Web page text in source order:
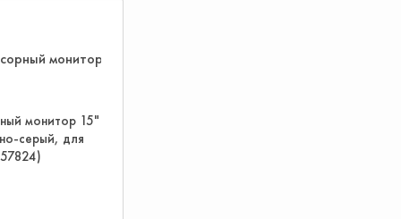
монитор 15"
серый, для